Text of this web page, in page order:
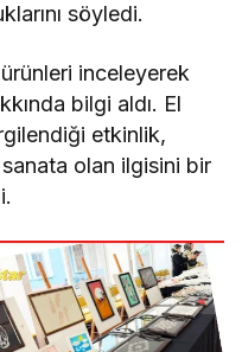
söyledi.
ürünleri inceleyerek
bilgi aldı. El
etkinlik,
olan ilgisini bir